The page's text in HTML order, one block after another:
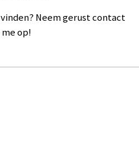
Neem gerust contact
op!